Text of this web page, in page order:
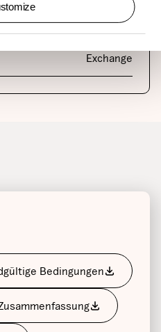
Country
Exchange
Bedingungen